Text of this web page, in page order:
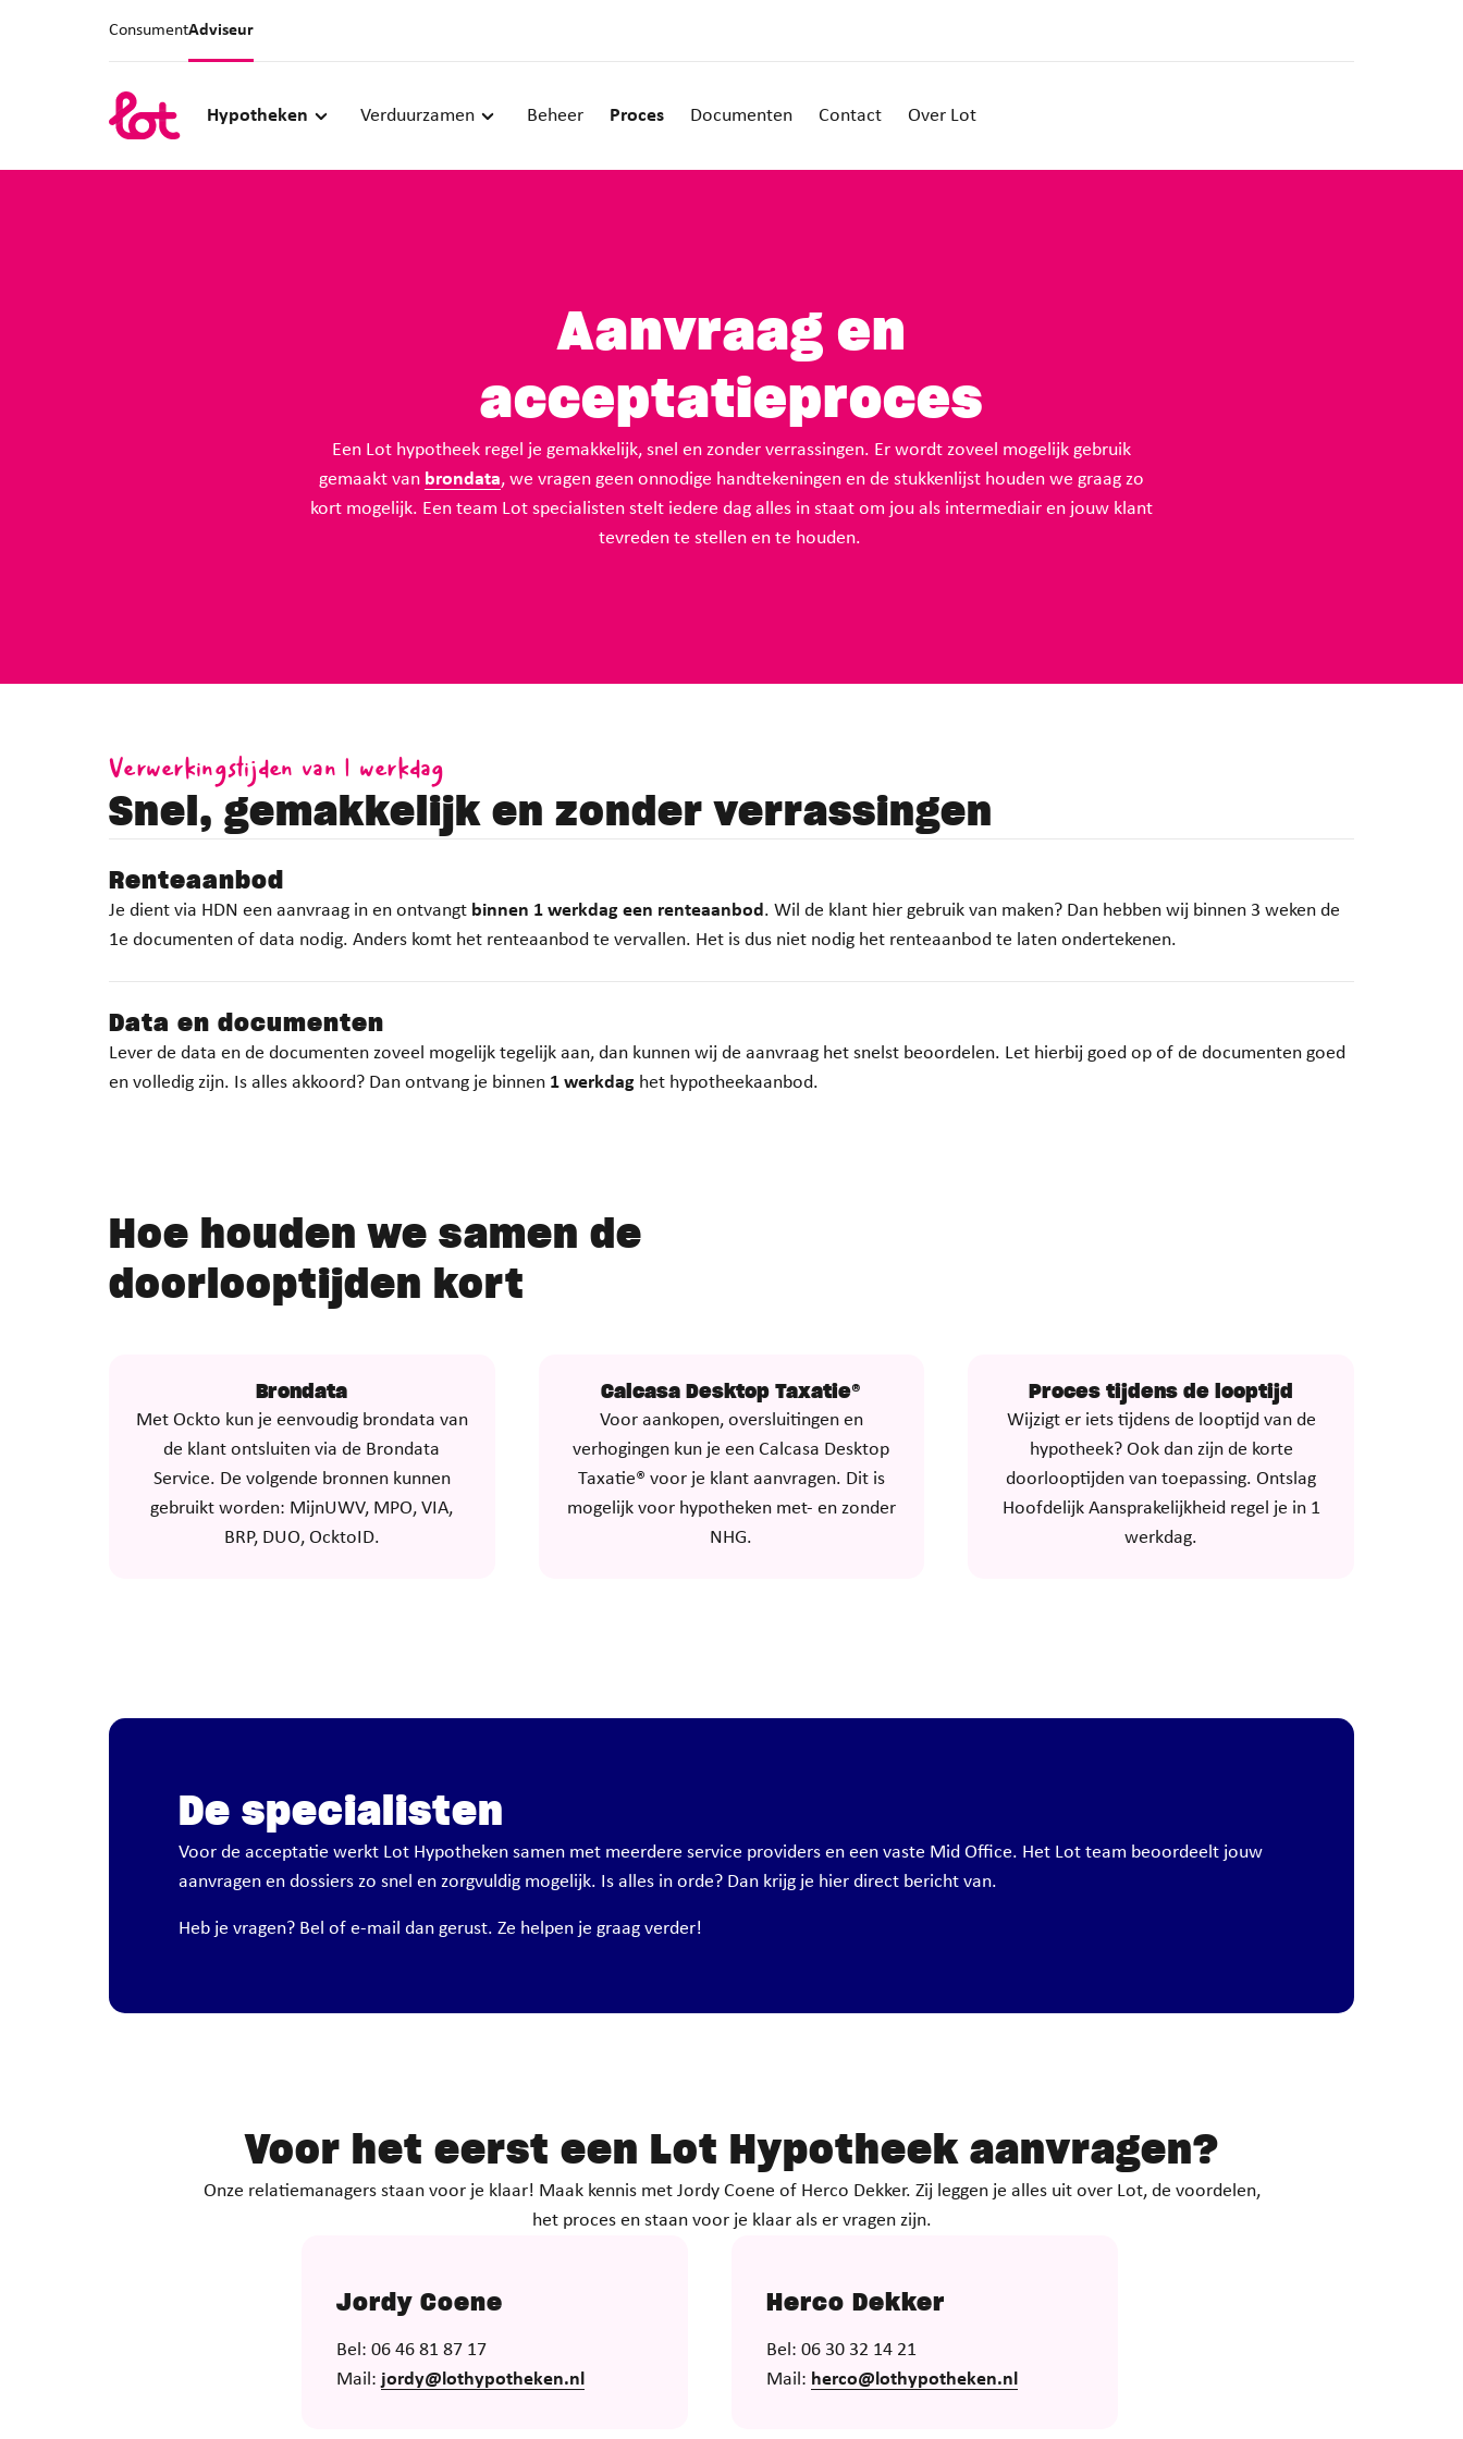
ConsumentAdviseur
Hypotheken Verduurzamen Beheer Proces Documenten Contact Over Lot
Aanvraag en
acceptatieproces
Een Lot hypotheek regel je gemakkelijk, snel en zonder verrassingen. Er wordt zoveel mogelijk gebruik
gemaakt van brondata, we vragen geen onnodige handtekeningen en de stukkenlijst houden we graag zo
kort mogelijk. Een team Lot specialisten stelt iedere dag alles in staat om jou als intermediair en jouw klant
tevreden te stellen en te houden.
Verwerkingstijden van 1 werkdag
Snel, gemakkelijk en zonder verrassingen
Renteaanbod
Je dient via HDN een aanvraag in en ontvangt binnen 1 werkdag een renteaanbod. Wil de klant hier gebruik van maken? Dan hebben wij binnen 3 weken de
1e documenten of data nodig. Anders komt het renteaanbod te vervallen. Het is dus niet nodig het renteaanbod te laten ondertekenen.
Data en documenten
Lever de data en de documenten zoveel mogelijk tegelijk aan, dan kunnen wij de aanvraag het snelst beoordelen. Let hierbij goed op of de documenten goed
en volledig zijn. Is alles akkoord? Dan ontvang je binnen 1 werkdag het hypotheekaanbod.
Hoe houden we samen de
doorlooptijden kort
Brondata
Met Ockto kun je eenvoudig brondata van
de klant ontsluiten via de Brondata
Service. De volgende bronnen kunnen
gebruikt worden: MijnUWV, MPO, VIA,
BRP, DUO, OcktoID.
Calcasa Desktop Taxatie®
Voor aankopen, oversluitingen en
verhogingen kun je een Calcasa Desktop
Taxatie® voor je klant aanvragen. Dit is
mogelijk voor hypotheken met- en zonder
NHG.
Proces tijdens de looptijd
Wijzigt er iets tijdens de looptijd van de
hypotheek? Ook dan zijn de korte
doorlooptijden van toepassing. Ontslag
Hoofdelijk Aansprakelijkheid regel je in 1
werkdag.
De specialisten
Voor de acceptatie werkt Lot Hypotheken samen met meerdere service providers en een vaste Mid Office. Het Lot team beoordeelt jouw
aanvragen en dossiers zo snel en zorgvuldig mogelijk. Is alles in orde? Dan krijg je hier direct bericht van.
Heb je vragen? Bel of e-mail dan gerust. Ze helpen je graag verder!
Voor het eerst een Lot Hypotheek aanvragen?
Onze relatiemanagers staan voor je klaar! Maak kennis met Jordy Coene of Herco Dekker. Zij leggen je alles uit over Lot, de voordelen,
het proces en staan voor je klaar als er vragen zijn.
Jordy Coene
Bel: 06 46 81 87 17
Mail: jordy@lothypotheken.nl
Herco Dekker
Bel: 06 30 32 14 21
Mail: herco@lothypotheken.nl